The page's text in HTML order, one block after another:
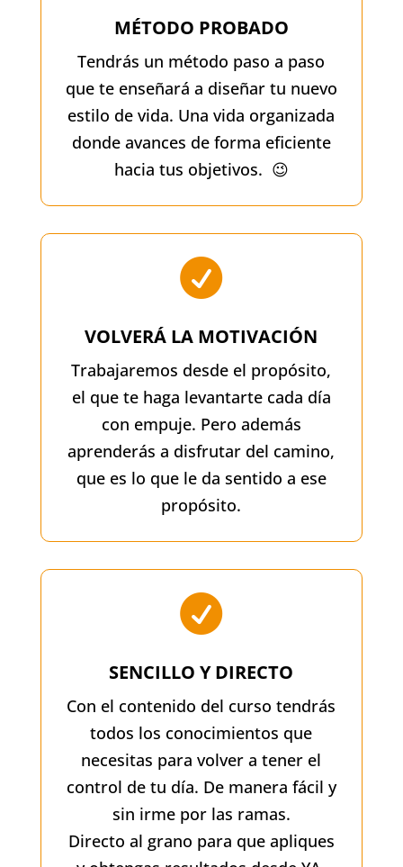
MÉTODO PROBADO
Tendrás un método paso a paso
que te enseñará a diseñar tu nuevo
estilo de vida. Una vida organizada
donde avances de forma eficiente
hacia tus objetivos. 😉

VOLVERÁ LA MOTIVACIÓN
Trabajaremos desde el propósito,
el que te haga levantarte cada día
con empuje. Pero además
aprenderás a disfrutar del camino,
que es lo que le da sentido a ese
propósito.

SENCILLO Y DIRECTO
Con el contenido del curso tendrás
todos los conocimientos que
necesitas para volver a tener el
control de tu día. De manera fácil y
sin irme por las ramas.
Directo al grano para que apliques